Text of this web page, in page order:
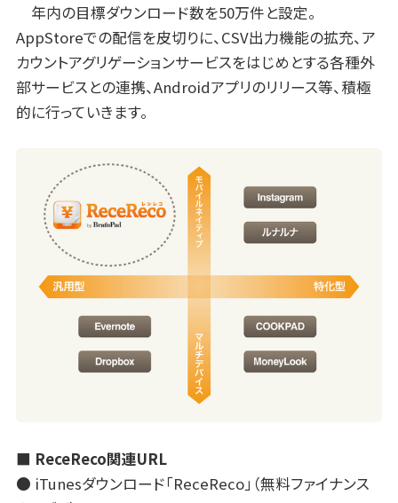
年内の目標ダウンロード数を50万件と設定。
AppStoreでの配信を皮切りに、CSV出力機能の拡充、ア
カウントアグリゲーションサービスをはじめとする各種外
部サービスとの連携、Androidアプリのリリース等、積極
的に行っていきます。
■ ReceReco関連URL
● iTunesダウンロード「ReceReco」（無料ファイナンス